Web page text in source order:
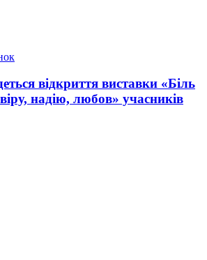
відкриття виставки «Біль
надію, любов» учасників